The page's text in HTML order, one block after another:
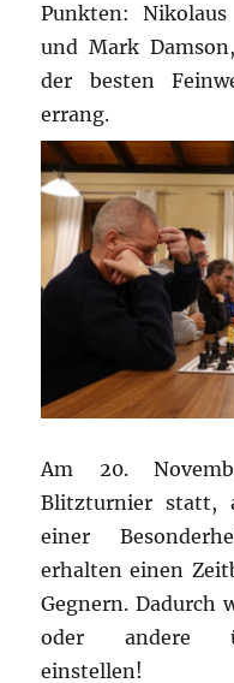
Punkten:
und Mark
der besten
errang.
Am 20.
Blitzturnier statt,
einer
erhalten einen
Gegnern. Dadurch
oder andere
einstellen!